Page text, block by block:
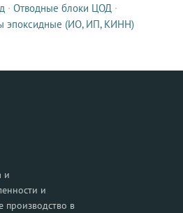
· Отводные блоки ЦОД ·
эпоксидные (ИО, ИП, КИНН)
и
и
производство в